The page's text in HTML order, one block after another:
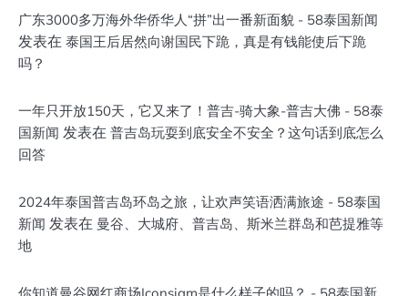
广东3000多万海外华侨华人“拼”出一番新面貌 - 58泰国新闻
发表在 泰国王后居然向谢国民下跪，真是有钱能使后下跪
吗？
一年只开放150天，它又来了！普吉-骑大象-普吉大佛 - 58泰
国新闻 发表在 普吉岛玩耍到底安全不安全？这句话到底怎么
回答
2024年泰国普吉岛环岛之旅，让欢声笑语洒满旅途 - 58泰国
新闻 发表在 曼谷、大城府、普吉岛、斯米兰群岛和芭提雅等
地
你知道曼谷网红商场Iconsiam是什么样子的吗？ - 58泰国新